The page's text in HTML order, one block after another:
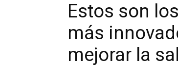
Estos son
más
mejorar la